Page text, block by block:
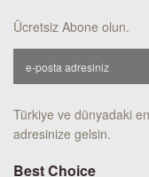
Ücretsiz Abone olun.
Türkiye ve dünyadaki
adresinize gelsin.
Best Choice